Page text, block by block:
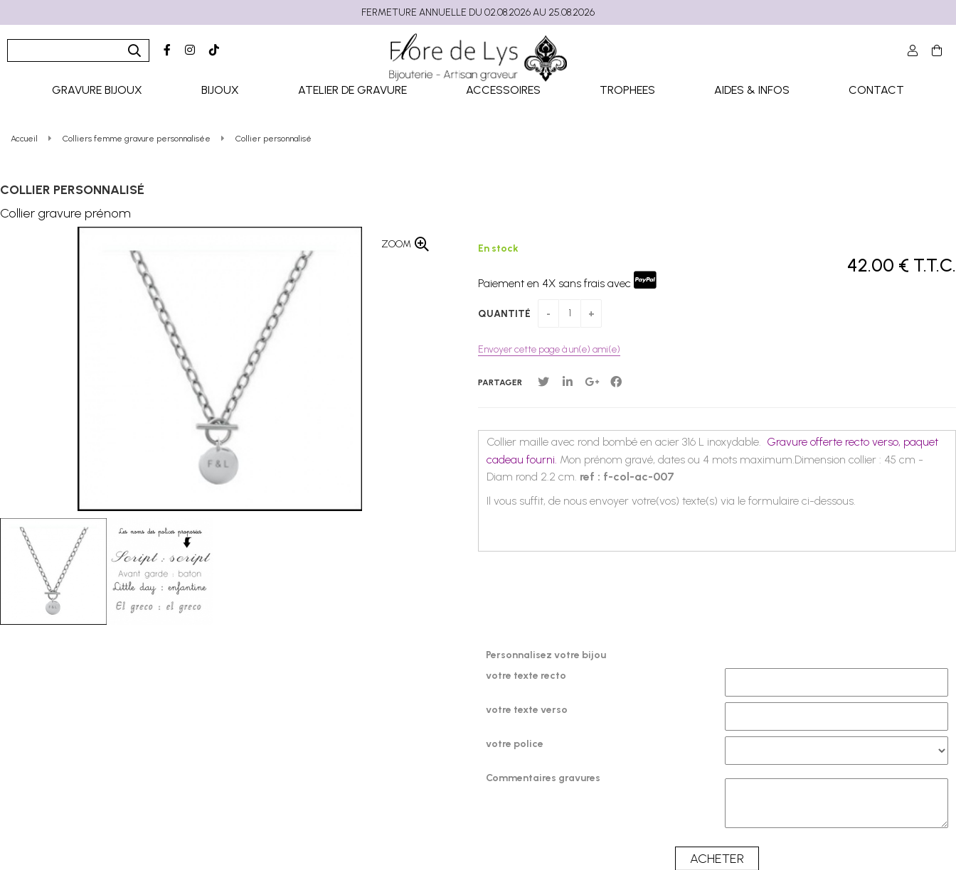
GRAVURE BIJOUX BIJOUX ATELIER DE GRAVURE ACCESSOIRES TROPHEES AIDES & INFOS CONTACT
Accueil Colliers femme gravure personnalisée Collier personnalisé
COLLIER PERSONNALISÉ
Collier gravure prénom
ZOOM
42.00 € T.T.C.
En stock
Paiement en 4X sans frais avec
QUANTITÉ
Envoyer cette page à un(e) ami(e)
PARTAGER
Collier maille avec rond bombé en acier 316 L inoxydable. Gravure offerte recto verso, paquet
cadeau fourni. Mon prénom gravé, dates ou 4 mots maximum. Dimension collier : 45 cm -
Diam rond 2.2 cm. ref : f-col-ac-007
Il vous suffit, de nous envoyer votre(vos) texte(s) via le formulaire ci-dessous.
Personnalisez votre bijou
votre texte recto
votre texte verso
votre police
Commentaires gravures
FERMETURE ANNUELLE DU 02.08.2026 AU 25.08.2026